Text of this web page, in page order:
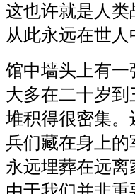
这也许就是人
从此永远在世
馆中墙头上有
大多在二十岁
堆积得很密集
兵们藏在身上
永远埋葬在远